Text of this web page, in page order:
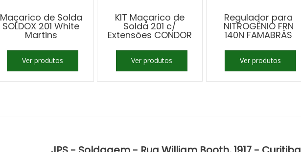
Maçarico de Solda
SOLDOX 201 White
Martins
Ver produtos
KIT Maçarico de
Solda 201 c/
Extensões CONDOR
Ver produtos
Regulador para
NITROGÊNIO FRN
140N FAMABRÁS
Ver produtos